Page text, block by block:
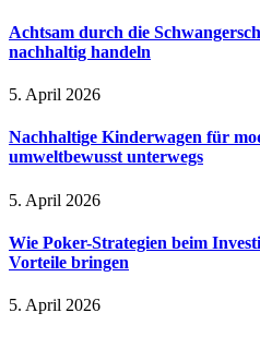
Achtsam durch die
nachhaltig handeln
5. April 2026
Nachhaltige Kinderwagen für
umweltbewusst unterwegs
5. April 2026
Wie Poker-Strategien beim
Vorteile bringen
5. April 2026